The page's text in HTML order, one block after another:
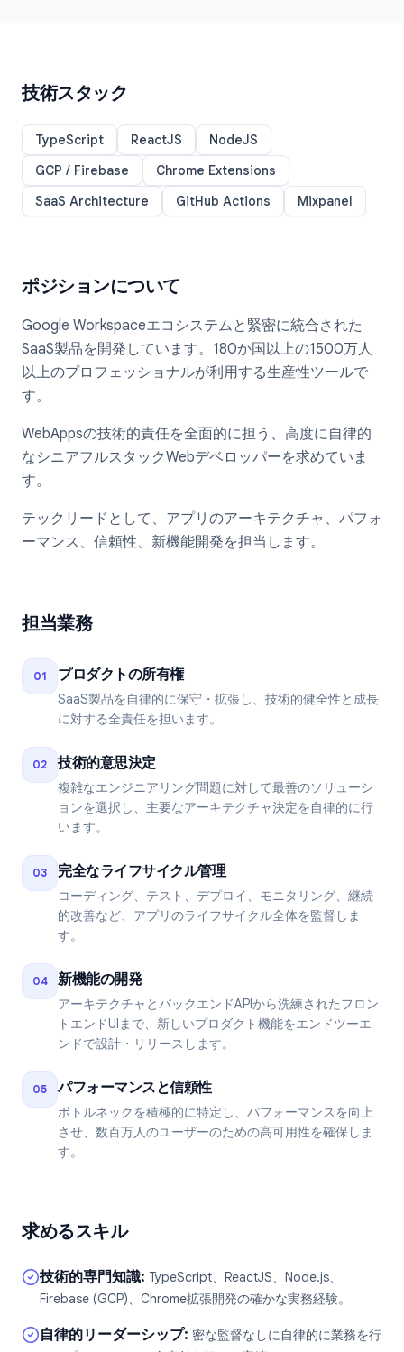
技術スタック
TypeScript ReactJS
NodeJS
GCP / Firebase
Chrome Extensions
SaaS Architecture
GitHub Actions Mixpanel
ポジションについて
Google Workspaceエコシステムと緊密に統合された
SaaS製品を開発しています。180か国以上の1500万人
以上のプロフェッショナルが利用する生産性ツールで
す。
WebAppsの技術的責任を全面的に担う、高度に自律的
なシニアフルスタックWebデベロッパーを求めていま
す。
テックリードとして、アプリのアーキテクチャ、パフォ
ーマンス、信頼性、新機能開発を担当します。
担当業務
01 プロダクトの所有権
SaaS製品を自律的に保守・拡張し、技術的健全性と成長
に対する全責任を担います。
02 技術的意思決定
複雑なエンジニアリング問題に対して最善のソリューシ
ョンを選択し、主要なアーキテクチャ決定を自律的に行
います。
03 完全なライフサイクル管理
コーディング、テスト、デプロイ、モニタリング、継続
的改善など、アプリのライフサイクル全体を監督しま
す。
04 新機能の開発
アーキテクチャとバックエンドAPIから洗練されたフロン
トエンドUIまで、新しいプロダクト機能をエンドツーエ
ンドで設計・リリースします。
05 パフォーマンスと信頼性
ボトルネックを積極的に特定し、パフォーマンスを向上
させ、数百万人のユーザーのための高可用性を確保しま
す。
求めるスキル
技術的専門知識: TypeScript、ReactJS、Node.js、
Firebase (GCP)、Chrome拡張開発の確かな実務経験。
自律的リーダーシップ: 密な監督なしに自律的に業務を行